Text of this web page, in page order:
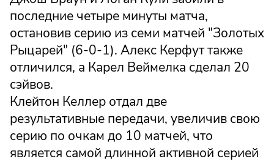
последние четыре минуты матча,
остановив серию из семи матчей "Золотых
Рыцарей" (6-0-1). Алекс Керфут также
отличился, а Карел Веймелка сделал 20
сэйвов.
Клейтон Келлер отдал две
результативные передачи, увеличив свою
серию по очкам до 10 матчей, что
является самой длинной активной серией